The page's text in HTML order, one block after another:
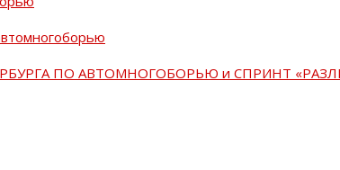
ПО АВТОМНОГОБОРЬЮ и СПРИНТ